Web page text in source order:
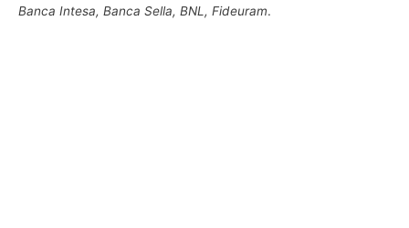
Banca Intesa, Banca Sella, BNL, Fideuram.